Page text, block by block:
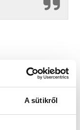
A sütikről
májusi
a
Érdi a